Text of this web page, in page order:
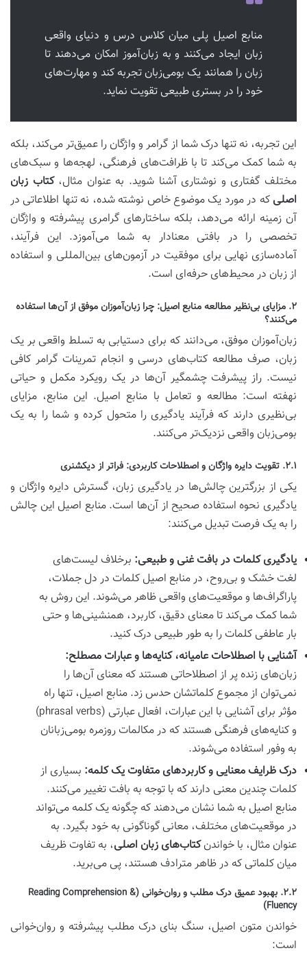
منابع اصیل پلی میان کلاس درس و دنیای واقعی
زبان ایجاد می‌کنند و به زبان‌آموز امکان می‌دهند تا
زبان را همانند یک بومی‌زبان تجربه کند و مهارت‌های
خود را در بستری طبیعی تقویت نماید.
این تجربه، نه تنها درک شما از گرامر و واژگان را عمیق‌تر می‌کند، بلکه
به شما کمک می‌کند تا با ظرافت‌های فرهنگی، لهجه‌ها و سبک‌های
مختلف گفتاری و نوشتاری آشنا شوید. به عنوان مثال،کتاب زبان
اصلی که در مورد یک موضوع خاص نوشته شده، نه تنها اطلاعاتی در
آن زمینه ارائه می‌دهد، بلکه ساختارهای گرامری پیشرفته و واژگان
تخصصی را در بافتی معنادار به شما می‌آموزد. این فرآیند،
آماده‌سازی نهایی برای موفقیت در آزمون‌های بین‌المللی و استفاده
از زبان در محیط‌های حرفه‌ای است.
۲. مزایای بی‌نظیر مطالعه منابع اصیل: چرا زبان‌آموزان موفق از آن‌ها استفاده
می‌کنند؟
زبان‌آموزان موفق، می‌دانند که برای دستیابی به تسلط واقعی بر یک
زبان، صرف مطالعه کتاب‌های درسی و انجام تمرینات گرامر کافی
نیست. راز پیشرفت چشمگیر آن‌ها در یک رویکرد مکمل و حیاتی
نهفته است: مطالعه و تعامل با منابع اصیل. این منابع، مزایای
بی‌نظیری دارند که فرآیند یادگیری را متحول کرده و شما را به یک
بومی‌زبان واقعی نزدیک‌تر می‌کنند.
۲.۱. تقویت دایره واژگان و اصطلاحات کاربردی: فراتر از دیکشنری
یکی از بزرگترین چالش‌ها در یادگیری زبان، گسترش دایره واژگان و
یادگیری نحوه استفاده صحیح از آن‌ها است. منابع اصیل این چالش
را به یک فرصت تبدیل می‌کنند:
یادگیری کلمات در بافت غنی و طبیعی: برخلاف لیست‌های
لغت خشک و بی‌روح، در منابع اصیل کلمات در دل جملات،
پاراگراف‌ها و موقعیت‌های واقعی ظاهر می‌شوند. این روش به
شما کمک می‌کند تا معنای دقیق، کاربرد، همنشینی‌ها و حتی
بار عاطفی کلمات را به طور طبیعی درک کنید.
آشنایی با اصطلاحات عامیانه، کنایه‌ها و عبارات مصطلح:
زبان‌های زنده پر از اصطلاحاتی هستند که معنای آن‌ها را
نمی‌توان از مجموع کلماتشان حدس زد. منابع اصیل، تنها راه
مؤثر برای آشنایی با این عبارات، افعال عبارتی (phrasal verbs)
و کنایه‌های فرهنگی هستند که در مکالمات روزمره بومی‌زبانان
به وفور استفاده می‌شوند.
درک ظرایف معنایی و کاربردهای متفاوت یک کلمه: بسیاری از
کلمات چندین معنی دارند که با توجه به بافت تغییر می‌کنند.
منابع اصیل به شما نشان می‌دهند که چگونه یک کلمه می‌تواند
در موقعیت‌های مختلف، معانی گوناگونی به خود بگیرد. به
عنوان مثال، با خواندنکتاب‌های زبان اصلی، به تفاوت ظریف
میان کلماتی که در ظاهر مترادف هستند، پی می‌برید.
۲.۲. بهبود عمیق درک مطلب و روان‌خوانی (Reading Comprehension &
Fluency)
خواندن متون اصیل، سنگ بنای درک مطلب پیشرفته و روان‌خوانی
است: